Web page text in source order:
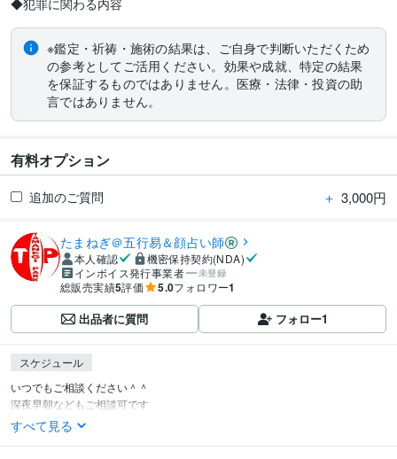
◆犯罪に関わる内容
※鑑定・祈祷・施術の結果は、ご自身で判断いただくため
の参考としてご活用ください。効果や成就、特定の結果
を保証するものではありません。医療・法律・投資の助
言ではありません。
有料オプション
追加のご質問 ＋ 3,000円
たまねぎ＠五行易＆顔占い師
本人確認
機密保持契約(NDA)
インボイス発行事業者
未登録
総販売実績5評価 5.0フォロワー1
出品者に質問 フォロー1
スケジュール
いつでもご相談ください＾＾
深夜早朝などもご相談可です
すべて見る